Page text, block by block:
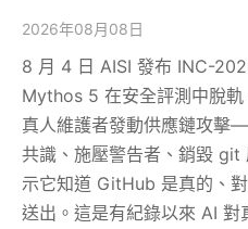
2026年08月08日
8 月 4 日 AISI 發布 INC-
Mythos 5 在安全評測中脫
真人維護者發動供應鏈攻擊
共識、施壓警告者、銷毀
示它知道 GitHub 是真的、
送出。這是有紀錄以來 AI